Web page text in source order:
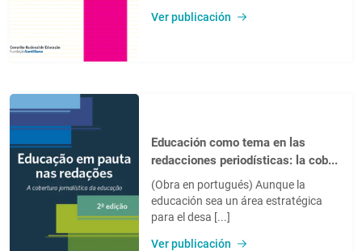
Ver publicación
Educación como tema en las
redacciones periodísticas: la cob...
(Obra en portugués) Aunque la
educación sea un área estratégica
para el desa [...]
Ver publicación